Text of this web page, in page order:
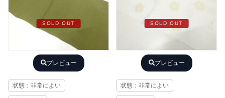
SOLD OUT
プレビュー
状態：非常によい
SOLD OUT
プレビュー
状態：非常によい